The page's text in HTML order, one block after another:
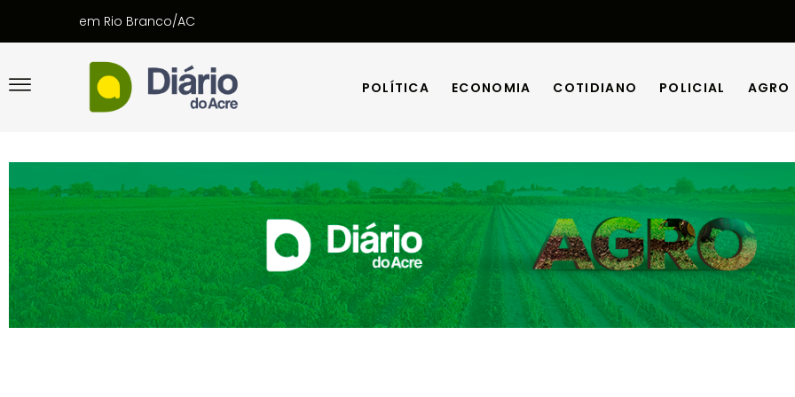
em Rio Branco/AC
POLÍTICA ECONOMIA COTIDIANO POLICIAL AGRO
POLÍTICA ECONOMIA COTIDIANO POLICIAL AGRO